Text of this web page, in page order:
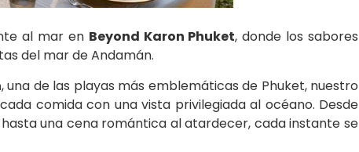
al mar en Beyond Karon Phuket, donde los sabores
del mar de Andamán.
, una de las playas más emblemáticas de Phuket, nuestro
comida con una vista privilegiada al océano. Desde
una cena romántica al atardecer, cada instante se